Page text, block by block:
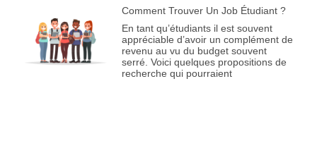
Comment Trouver Un Job Étudiant ?
En tant qu’étudiants il est souvent
appréciable d’avoir un complément de
revenu au vu du budget souvent
serré. Voici quelques propositions de
recherche qui pourraient